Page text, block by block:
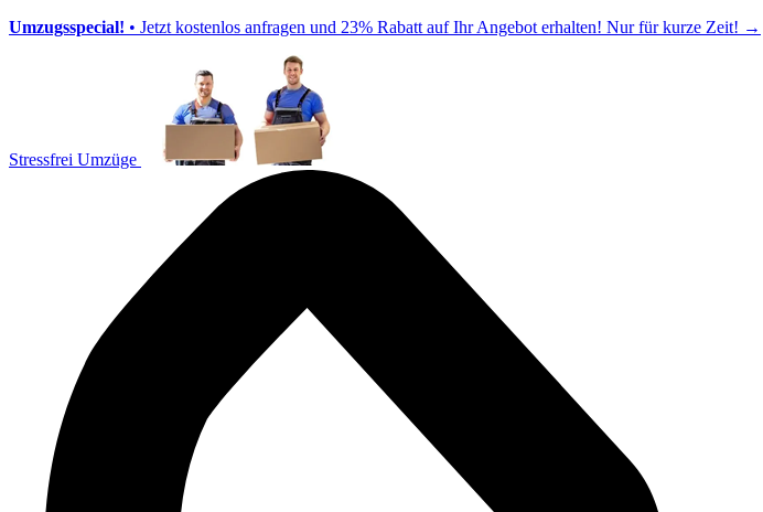
Umzugsspecial! • Jetzt kostenlos anfragen und 23% Rabatt auf Ihr Angebot erhalten! Nur für kurze Zeit! →
Stressfrei Umzüge